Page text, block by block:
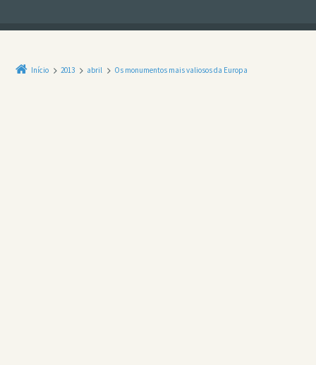
Início 2013 abril Os monumentos mais valiosos da Europa